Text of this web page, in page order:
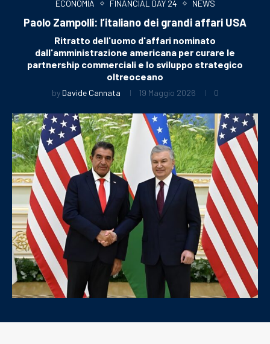
ECONOMIA FINANCIAL DAY 24 NEWS
Paolo Zampolli: l’italiano dei grandi affari USA
Ritratto dell'uomo d'affari nominato
dall'amministrazione americana per curare le
partnership commerciali e lo sviluppo strategico
oltreoceano
by Davide Cannata 19 Maggio 2026 0